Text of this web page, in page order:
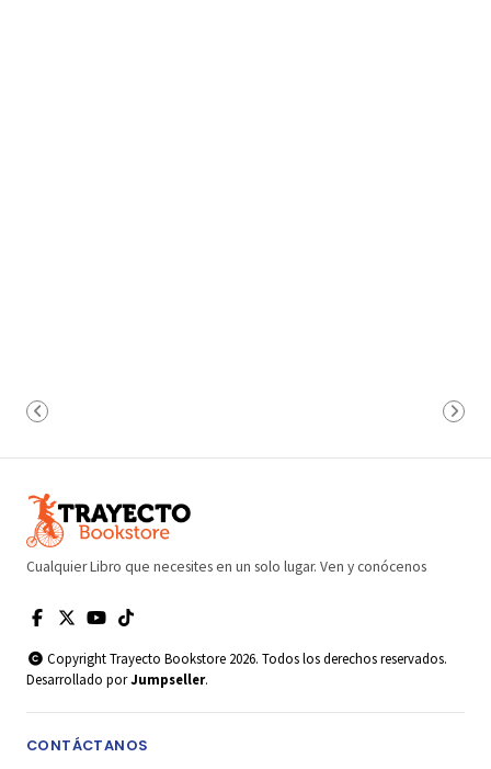
Cualquier Libro que necesites en un solo lugar. Ven y conócenos
Copyright Trayecto Bookstore 2026. Todos los derechos reservados.
Desarrollado porJumpseller.
CONTÁCTANOS